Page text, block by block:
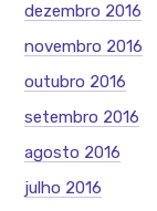
dezembro 2016
novembro 2016
outubro 2016
setembro 2016
agosto 2016
julho 2016